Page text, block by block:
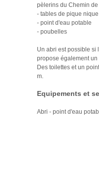
pèlerins du Chemin
- tables de pique nique
- point d'eau potable
- poubelles
Un abri est possible si
propose également
Des toilettes et un
m.
Equipements et
Abri - point d'eau